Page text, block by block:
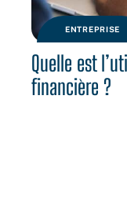
ENTREPRISE
Quelle est
financière ?